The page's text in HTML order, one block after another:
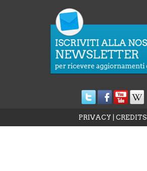
PRIVACY CREDITS